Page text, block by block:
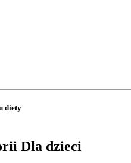
diety
Dla dzieci